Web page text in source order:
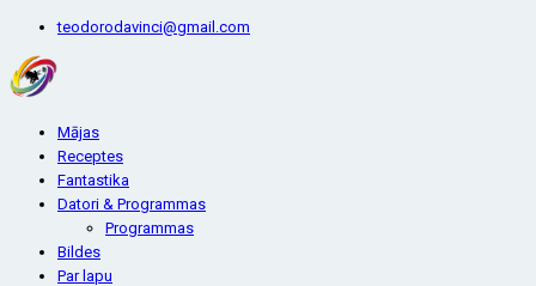
teodorodavinci@gmail.com
Mājas
Receptes
Fantastika
Datori & Programmas
Programmas
Bildes
Par lapu